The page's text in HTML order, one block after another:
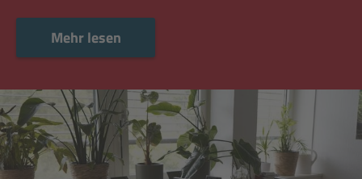
Mehr lesen